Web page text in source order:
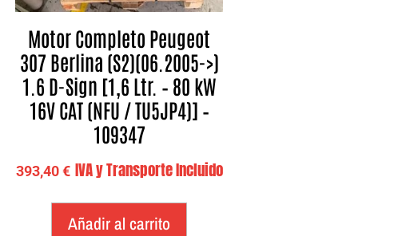
Motor Completo Peugeot
307 Berlina (S2)(06.2005->)
1.6 D-Sign [1,6 Ltr. – 80 kW
16V CAT (NFU / TU5JP4)] –
109347
393,40€ IVA y Transporte Incluido
Añadir al carrito